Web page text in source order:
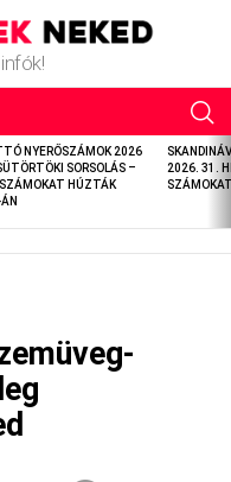
NYERŐSZÁMOK 2026
SORSOLÁS –
HÚZTÁK
2026. 31.